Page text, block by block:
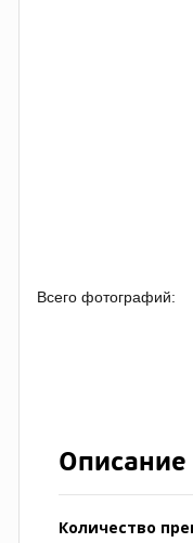
Всего фотографий:
Описание
Количество